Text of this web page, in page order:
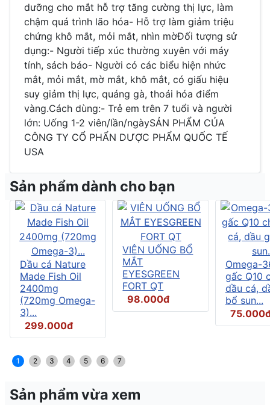
dưỡng cho mắt hỗ trợ tăng cường thị lực, làm
chậm quá trình lão hóa- Hỗ trợ làm giảm triệu
chứng khô mắt, mỏi mắt, nhìn mờĐối tượng sử
dụng:- Người tiếp xúc thường xuyên với máy
tính, sách báo- Người có các biểu hiện nhức
mắt, mỏi mắt, mờ mắt, khô mắt, có giấu hiệu
suy giảm thị lực, quáng gà, thoái hóa điểm
vàng.Cách dùng:- Trẻ em trên 7 tuổi và người
lớn: Uống 1-2 viên/lần/ngàySẢN PHẨM CỦA
CÔNG TY CỔ PHẨN DƯỢC PHẨM QUỐC TẾ
USA
Sản phẩm dành cho bạn
Dầu cá Nature
Made Fish Oil
2400mg
(720mg Omega-
3)...
299.000đ
VIÊN UỐNG BỔ
MẮT
EYESGREEN
FORT QT
98.000đ
Omega-
gấc Q10
dầu cá,
bổ sun...
1 2 3 4 5 6 7
Sản phẩm vừa xem